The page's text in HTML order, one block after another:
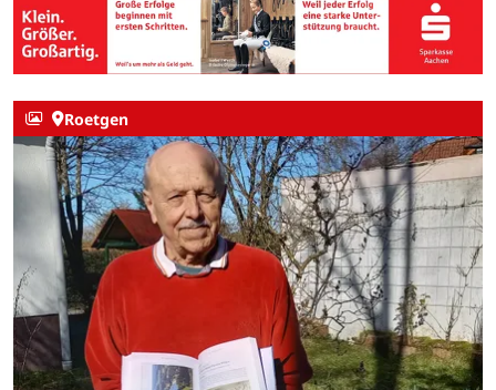
Roetgen